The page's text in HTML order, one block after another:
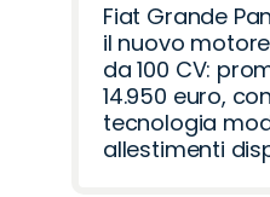
Fiat Grande
il nuovo
da 100 CV:
14.950 euro,
tecnologia
allestimenti